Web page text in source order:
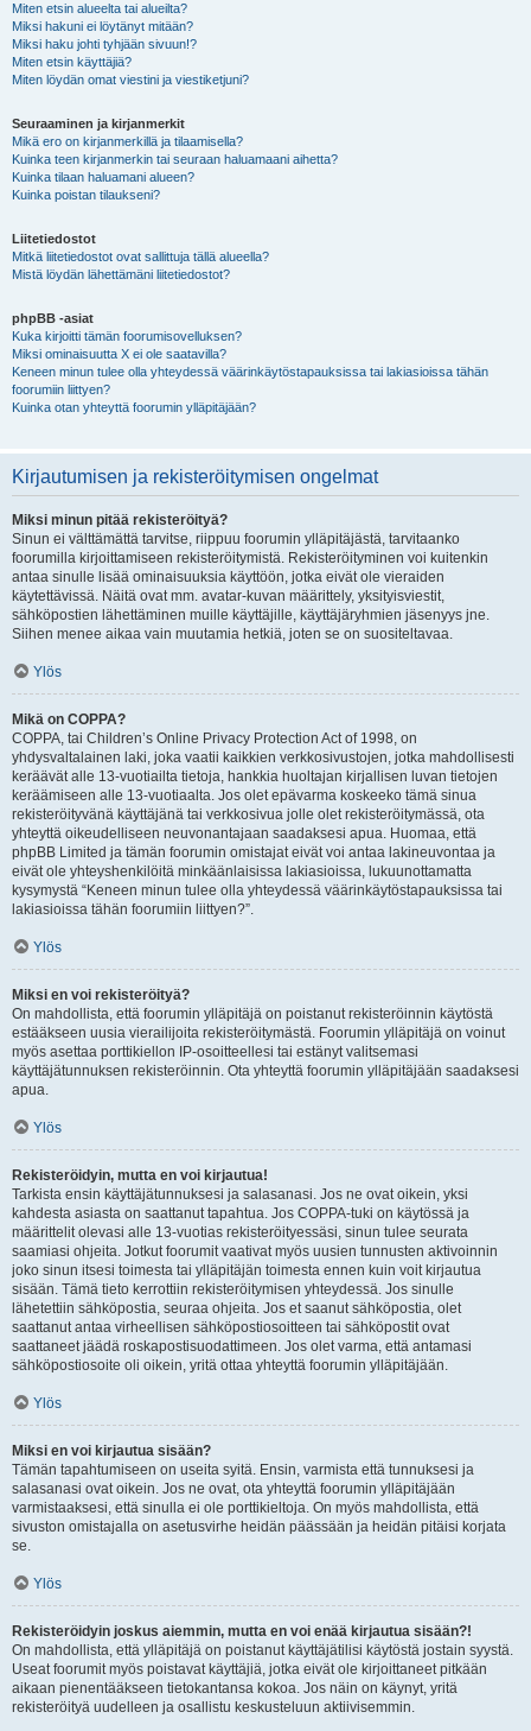
Miten etsin alueelta tai alueilta?
Miksi hakuni ei löytänyt mitään?
Miksi haku johti tyhjään sivuun!?
Miten etsin käyttäjiä?
Miten löydän omat viestini ja viestiketjuni?
Seuraaminen ja kirjanmerkit
Mikä ero on kirjanmerkillä ja tilaamisella?
Kuinka teen kirjanmerkin tai seuraan haluamaani aihetta?
Kuinka tilaan haluamani alueen?
Kuinka poistan tilaukseni?
Liitetiedostot
Mitkä liitetiedostot ovat sallittuja tällä alueella?
Mistä löydän lähettämäni liitetiedostot?
phpBB -asiat
Kuka kirjoitti tämän foorumisovelluksen?
Miksi ominaisuutta X ei ole saatavilla?
Keneen minun tulee olla yhteydessä väärinkäytöstapauksissa tai lakiasioissa tähän
foorumiin liittyen?
Kuinka otan yhteyttä foorumin ylläpitäjään?
Kirjautumisen ja rekisteröitymisen ongelmat
Miksi minun pitää rekisteröityä?
Sinun ei välttämättä tarvitse, riippuu foorumin ylläpitäjästä, tarvitaanko
foorumilla kirjoittamiseen rekisteröitymistä. Rekisteröityminen voi kuitenkin
antaa sinulle lisää ominaisuuksia käyttöön, jotka eivät ole vieraiden
käytettävissä. Näitä ovat mm. avatar-kuvan määrittely, yksityisviestit,
sähköpostien lähettäminen muille käyttäjille, käyttäjäryhmien jäsenyys jne.
Siihen menee aikaa vain muutamia hetkiä, joten se on suositeltavaa.
Ylös
Mikä on COPPA?
COPPA, tai Children’s Online Privacy Protection Act of 1998, on
yhdysvaltalainen laki, joka vaatii kaikkien verkkosivustojen, jotka mahdollisesti
keräävät alle 13-vuotiailta tietoja, hankkia huoltajan kirjallisen luvan tietojen
keräämiseen alle 13-vuotiaalta. Jos olet epävarma koskeeko tämä sinua
rekisteröityvänä käyttäjänä tai verkkosivua jolle olet rekisteröitymässä, ota
yhteyttä oikeudelliseen neuvonantajaan saadaksesi apua. Huomaa, että
phpBB Limited ja tämän foorumin omistajat eivät voi antaa lakineuvontaa ja
eivät ole yhteyshenkilöitä minkäänlaisissa lakiasioissa, lukuunottamatta
kysymystä “Keneen minun tulee olla yhteydessä väärinkäytöstapauksissa tai
lakiasioissa tähän foorumiin liittyen?”.
Ylös
Miksi en voi rekisteröityä?
On mahdollista, että foorumin ylläpitäjä on poistanut rekisteröinnin käytöstä
estääkseen uusia vierailijoita rekisteröitymästä. Foorumin ylläpitäjä on voinut
myös asettaa porttikiellon IP-osoitteellesi tai estänyt valitsemasi
käyttäjätunnuksen rekisteröinnin. Ota yhteyttä foorumin ylläpitäjään saadaksesi
apua.
Ylös
Rekisteröidyin, mutta en voi kirjautua!
Tarkista ensin käyttäjätunnuksesi ja salasanasi. Jos ne ovat oikein, yksi
kahdesta asiasta on saattanut tapahtua. Jos COPPA-tuki on käytössä ja
määrittelit olevasi alle 13-vuotias rekisteröityessäsi, sinun tulee seurata
saamiasi ohjeita. Jotkut foorumit vaativat myös uusien tunnusten aktivoinnin
joko sinun itsesi toimesta tai ylläpitäjän toimesta ennen kuin voit kirjautua
sisään. Tämä tieto kerrottiin rekisteröitymisen yhteydessä. Jos sinulle
lähetettiin sähköpostia, seuraa ohjeita. Jos et saanut sähköpostia, olet
saattanut antaa virheellisen sähköpostiosoitteen tai sähköpostit ovat
saattaneet jäädä roskapostisuodattimeen. Jos olet varma, että antamasi
sähköpostiosoite oli oikein, yritä ottaa yhteyttä foorumin ylläpitäjään.
Ylös
Miksi en voi kirjautua sisään?
Tämän tapahtumiseen on useita syitä. Ensin, varmista että tunnuksesi ja
salasanasi ovat oikein. Jos ne ovat, ota yhteyttä foorumin ylläpitäjään
varmistaaksesi, että sinulla ei ole porttikieltoja. On myös mahdollista, että
sivuston omistajalla on asetusvirhe heidän päässään ja heidän pitäisi korjata
se.
Ylös
Rekisteröidyin joskus aiemmin, mutta en voi enää kirjautua sisään?!
On mahdollista, että ylläpitäjä on poistanut käyttäjätilisi käytöstä jostain syystä.
Useat foorumit myös poistavat käyttäjiä, jotka eivät ole kirjoittaneet pitkään
aikaan pienentääkseen tietokantansa kokoa. Jos näin on käynyt, yritä
rekisteröityä uudelleen ja osallistu keskusteluun aktiivisemmin.